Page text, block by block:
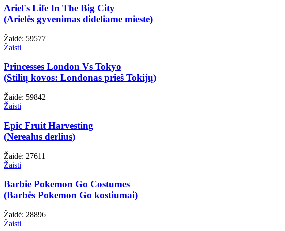
Ariel's Life In The Big City
(Arielės gyvenimas dideliame mieste)
Žaidė: 59577
Žaisti
Princesses London Vs Tokyo
(Stilių kovos: Londonas prieš Tokijų)
Žaidė: 59842
Žaisti
Epic Fruit Harvesting
(Nerealus derlius)
Žaidė: 27611
Žaisti
Barbie Pokemon Go Costumes
(Barbės Pokemon Go kostiumai)
Žaidė: 28896
Žaisti